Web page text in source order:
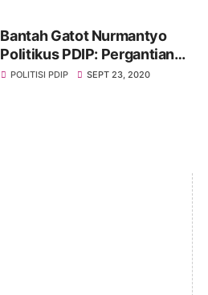
Bantah Gatot Nurmantyo
Politikus PDIP: Pergantian
Panglima TNI Hal yang
POLITISI PDIP SEPT 23, 2020